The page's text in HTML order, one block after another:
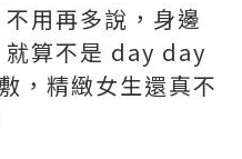
用再多說，身邊
就算不是 day day
，精緻女生還真不